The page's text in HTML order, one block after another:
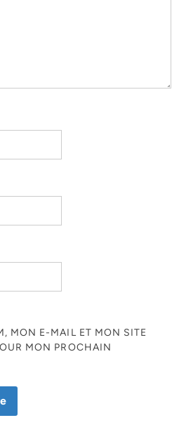
MON E-MAIL ET MON SITE
MON PROCHAIN